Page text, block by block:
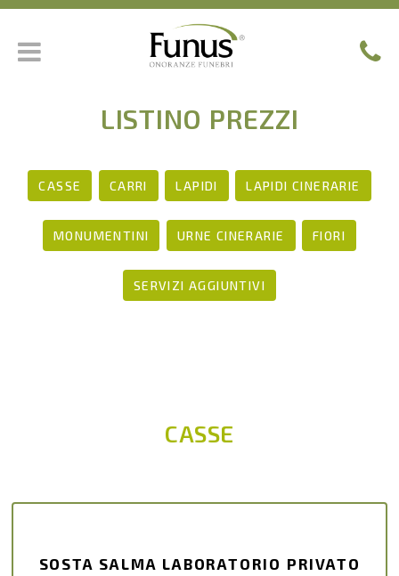
LISTINO PREZZI
CASSE CARRI LAPIDI LAPIDI CINERARIE
MONUMENTINI URNE CINERARIE FIORI
SERVIZI AGGIUNTIVI
CASSE
SOSTA SALMA LABORATORIO PRIVATO